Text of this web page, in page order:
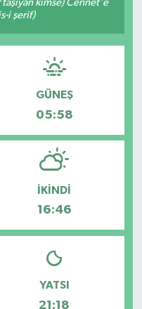
kimse) Cennet'e
i şerif)
GÜNEŞ
05:58
İKINDI
16:46
YATSI
21:18